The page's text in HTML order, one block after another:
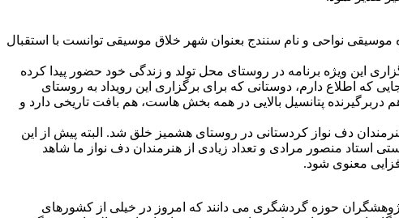
واژه موسیقی نواحی و نام سنندج بعنوان شهر خلاق موسیقی توانست با استقبال
این ویژه برنامه در روستای محل تولد و زندگی خود حضور پیدا کرده
که اطلاع دارم، دوستانی که برای برگزاری این رویداد به روستای
چون که هم دربرگیرنده پتانسیل بالایی در همه بخش هاست، هم بافت تاریخی دارد و
دف نواز کردستانی در روستای هشمیز خلق شد. البته پیش از این
استاد منصور مرادی و تعداد زیادی از هنرمندان دف نواز ما شاهد
معنوی شود.
حوزه گردشگری می دانند که امروز در خیلی از کشورهای